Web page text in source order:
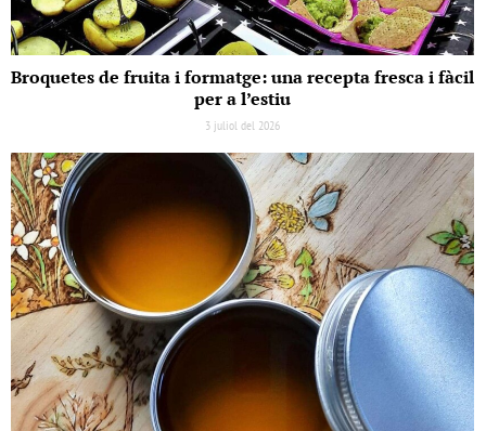
Broquetes de fruita i formatge: una recepta fresca i fàcil
per a l’estiu
3 juliol del 2026